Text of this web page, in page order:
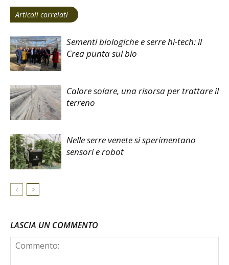
Articoli correlati
Sementi biologiche e serre hi-tech: il
Crea punta sul bio
Calore solare, una risorsa per trattare il
terreno
Nelle serre venete si sperimentano
sensori e robot
LASCIA UN COMMENTO